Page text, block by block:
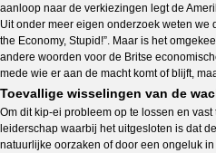
aanloop naar de verkiezingen legt de
Uit onder meer eigen onderzoek weten we
the Economy, Stupid!”. Maar is het
andere woorden voor de Britse
mede wie er aan de macht komt of blijft,
Toevallige wisselingen van de
Om dit kip-ei probleem op te lossen en
leiderschap waarbij het uitgesloten is dat
natuurlijke oorzaken of door een ongeluk